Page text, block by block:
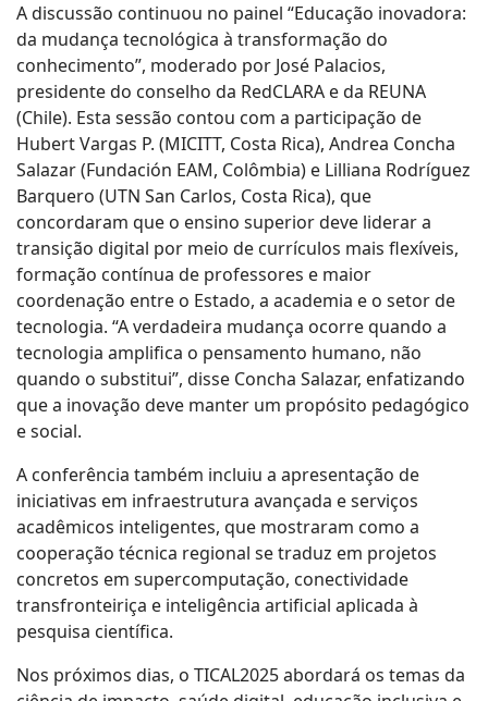
A discussão continuou no painel “Educação inovadora:
da mudança tecnológica à transformação do
conhecimento”, moderado por José Palacios,
presidente do conselho da RedCLARA e da REUNA
(Chile). Esta sessão contou com a participação de
Hubert Vargas P. (MICITT, Costa Rica), Andrea Concha
Salazar (Fundación EAM, Colômbia) e Lilliana Rodríguez
Barquero (UTN San Carlos, Costa Rica), que
concordaram que o ensino superior deve liderar a
transição digital por meio de currículos mais flexíveis,
formação contínua de professores e maior
coordenação entre o Estado, a academia e o setor de
tecnologia. “A verdadeira mudança ocorre quando a
tecnologia amplifica o pensamento humano, não
quando o substitui”, disse Concha Salazar, enfatizando
que a inovação deve manter um propósito pedagógico
e social.
A conferência também incluiu a apresentação de
iniciativas em infraestrutura avançada e serviços
acadêmicos inteligentes, que mostraram como a
cooperação técnica regional se traduz em projetos
concretos em supercomputação, conectividade
transfronteiriça e inteligência artificial aplicada à
pesquisa científica.
Nos próximos dias, o TICAL2025 abordará os temas da